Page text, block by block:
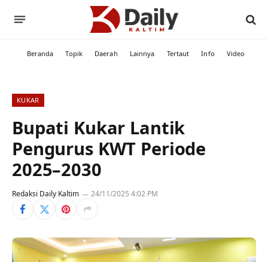
Beranda Topik Daerah Lainnya Tertaut Info Video
KUKAR
Bupati Kukar Lantik
Pengurus KWT Periode
2025–2030
Redaksi Daily Kaltim 24/11/2025 4:02 PM